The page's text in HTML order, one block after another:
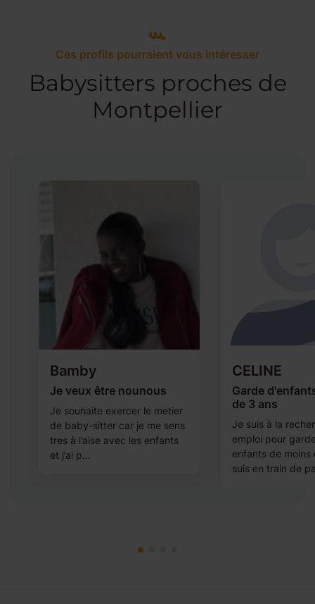
Ces profils pourraient vous intéresser
Babysitters proches de
Montpellier
Bamby
Je veux être nounous
Je souhaite exercer le metier
de baby-sitter car je me sens
tres à l’aise avec les enfants
et j’ai p...
CELINE
Garde
de 3 ans
Je suis à la
emploi pour
enfants de moins
suis en train de